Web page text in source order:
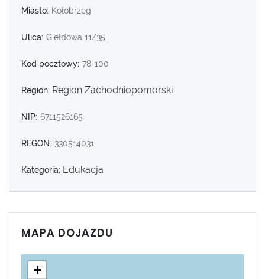
Miasto: Kołobrzeg
Ulica: Giełdowa 11/35
Kod pocztowy: 78-100
Region: Region Zachodniopomorski
NIP: 6711526165
REGON: 330514031
Kategoria: Edukacja
MAPA DOJAZDU
+